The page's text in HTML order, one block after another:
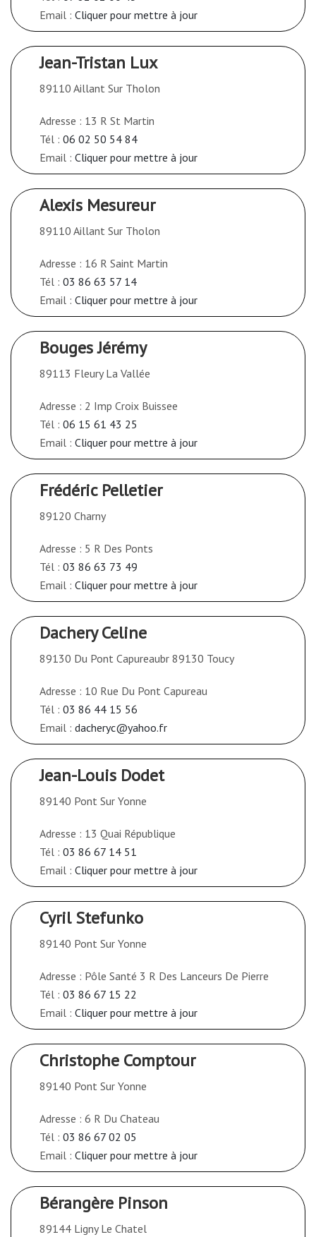
Email : Cliquer pour mettre à jour
Jean-Tristan Lux
89110 Aillant Sur Tholon
Adresse : 13 R St Martin
Tél : 06 02 50 54 84
Email : Cliquer pour mettre à jour
Alexis Mesureur
89110 Aillant Sur Tholon
Adresse : 16 R Saint Martin
Tél : 03 86 63 57 14
Email : Cliquer pour mettre à jour
Bouges Jérémy
89113 Fleury La Vallée
Adresse : 2 Imp Croix Buissee
Tél : 06 15 61 43 25
Email : Cliquer pour mettre à jour
Frédéric Pelletier
89120 Charny
Adresse : 5 R Des Ponts
Tél : 03 86 63 73 49
Email : Cliquer pour mettre à jour
Dachery Celine
89130 Du Pont Capureaubr 89130 Toucy
Adresse : 10 Rue Du Pont Capureau
Tél : 03 86 44 15 56
Email : dacheryc@yahoo.fr
Jean-Louis Dodet
89140 Pont Sur Yonne
Adresse : 13 Quai République
Tél : 03 86 67 14 51
Email : Cliquer pour mettre à jour
Cyril Stefunko
89140 Pont Sur Yonne
Adresse : Pôle Santé 3 R Des Lanceurs De Pierre
Tél : 03 86 67 15 22
Email : Cliquer pour mettre à jour
Christophe Comptour
89140 Pont Sur Yonne
Adresse : 6 R Du Chateau
Tél : 03 86 67 02 05
Email : Cliquer pour mettre à jour
Bérangère Pinson
89144 Ligny Le Chatel